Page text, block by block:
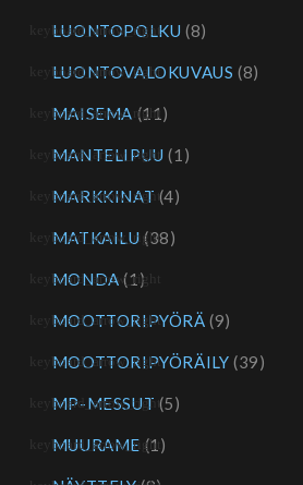
LUONTOPOLKU (8)
LUONTOVALOKUVAUS (8)
MAISEMA (11)
MANTELIPUU (1)
MARKKINAT (4)
MATKAILU (38)
MONDA (1)
MOOTTORIPYÖRÄ (9)
MOOTTORIPYÖRÄILY (39)
MP-MESSUT (5)
MUURAME (1)